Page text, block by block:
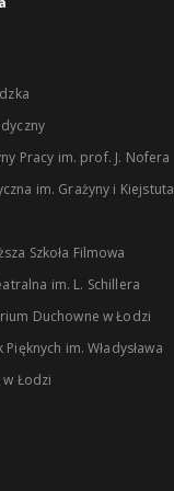
Pracy im. prof. J. Nofera
im. Grażyny i Kiejstuta
Szkoła Filmowa
im. L. Schillera
Duchowne w Łodzi
im. Władysława
Łodzi